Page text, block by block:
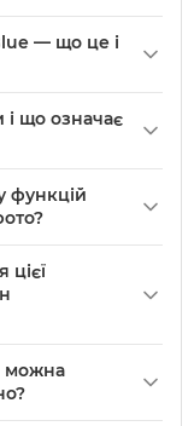
— що це і
для моделі
в
і що означає
в Китаї
функцій
зображення. Для
без зазорів.
як рамка для
можна